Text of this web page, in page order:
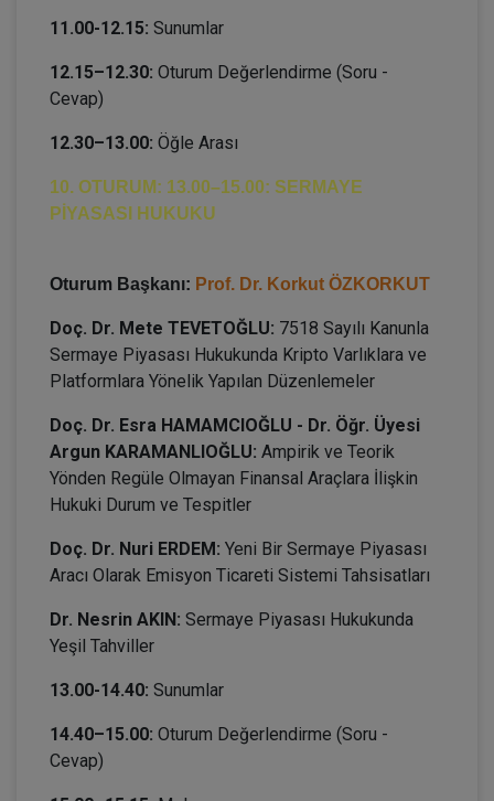
11.00-12.15: Sunumlar
12.15–12.30: Oturum Değerlendirme (Soru -
Cevap)
12.30–13.00: Öğle Arası
10. OTURUM: 13.00–15.00: SERMAYE
PİYASASI HUKUKU
Oturum Başkanı: Prof. Dr. Korkut ÖZKORKUT
Doç. Dr. Mete TEVETOĞLU: 7518 Sayılı Kanunla
Sermaye Piyasası Hukukunda Kripto Varlıklara ve
Platformlara Yönelik Yapılan Düzenlemeler
Doç. Dr. Esra HAMAMCIOĞLU - Dr. Öğr. Üyesi
Argun KARAMANLIOĞLU: Ampirik ve Teorik
Yönden Regüle Olmayan Finansal Araçlara İlişkin
Hukuki Durum ve Tespitler
Doç. Dr. Nuri ERDEM: Yeni Bir Sermaye Piyasası
Aracı Olarak Emisyon Ticareti Sistemi Tahsisatları
Dr. Nesrin AKIN: Sermaye Piyasası Hukukunda
Yeşil Tahviller
13.00-14.40: Sunumlar
14.40–15.00: Oturum Değerlendirme (Soru -
Cevap)